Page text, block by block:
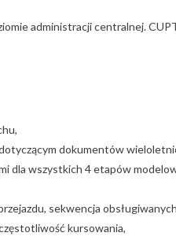
administracji centralnej.
dokumentów
dla wszystkich 4 etapów
sekwencja
kursowania,